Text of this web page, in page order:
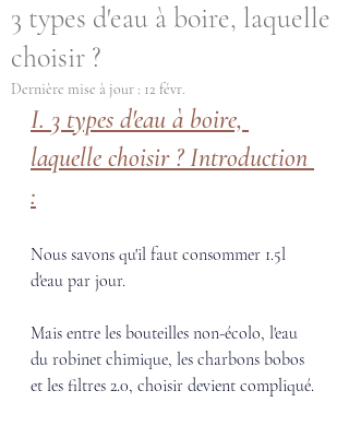
3 types d'eau à boire, laquelle
choisir ?
Dernière mise à jour : 12 févr.
I. 3 types d'eau à boire,
laquelle choisir ? Introduction
:
Nous savons qu'il faut consommer 1.5l
d'eau par jour.
Mais entre les bouteilles non-écolo, l'eau
du robinet chimique, les charbons bobos
et les filtres 2.0, choisir devient compliqué.